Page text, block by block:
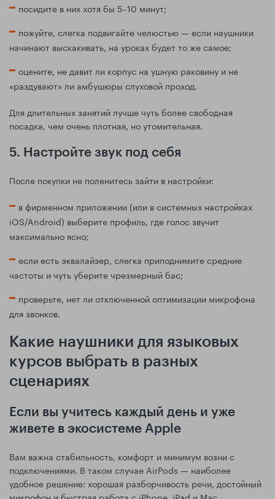
посидите в них хотя бы 5–10 минут;
пожуйте, слегка подвигайте челюстью — если наушники
начинают выскакивать, на уроках будет то же самое;
оцените, не давит ли корпус на ушную раковину и не
«раздувают» ли амбушюры слуховой проход.
Для длительных занятий лучше чуть более свободная
посадка, чем очень плотная, но утомительная.
5. Настройте звук под себя
После покупки не поленитесь зайти в настройки:
в фирменном приложении (или в системных настройках
iOS/Android) выберите профиль, где голос звучит
максимально ясно;
если есть эквалайзер, слегка приподнимите средние
частоты и чуть уберите чрезмерный бас;
проверьте, нет ли отключенной оптимизации микрофона
для звонков.
Какие наушники для языковых
курсов выбрать в разных
сценариях
Если вы учитесь каждый день и уже
живете в экосистеме Apple
Вам важна стабильность, комфорт и минимум возни с
подключениями. В таком случае AirPods — наиболее
удобное решение: хорошая разборчивость речи, достойный